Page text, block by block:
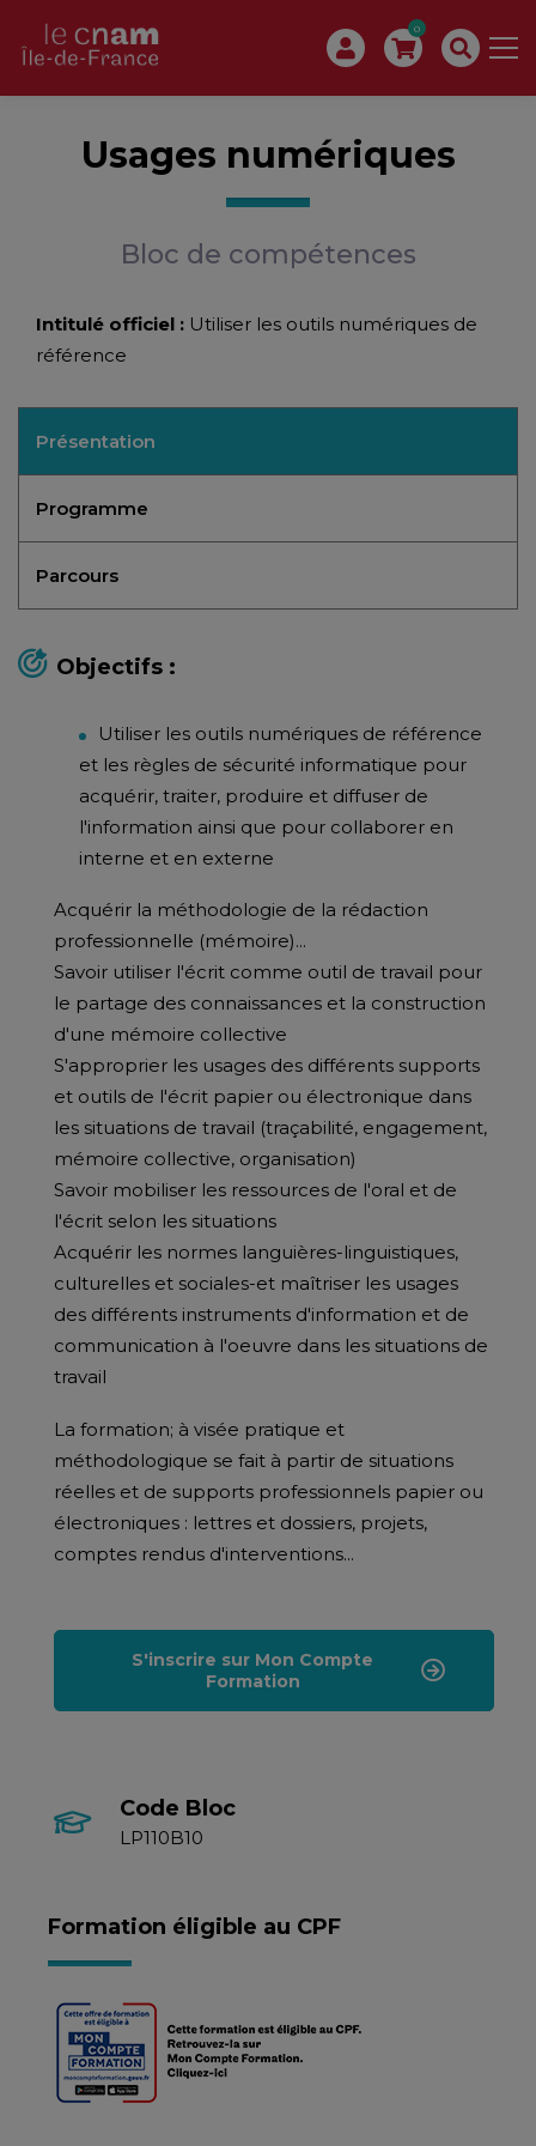
0
Usages numériques
Bloc de compétences
Intitulé officiel : Utiliser les outils numériques de
référence
Présentation
Programme
Parcours
Objectifs :
Utiliser les outils numériques de référence
et les règles de sécurité informatique pour
acquérir, traiter, produire et diffuser de
l'information ainsi que pour collaborer en
interne et en externe
Acquérir la méthodologie de la rédaction
professionnelle (mémoire)...
Savoir utiliser l'écrit comme outil de travail pour
le partage des connaissances et la construction
d'une mémoire collective
S'approprier les usages des différents supports
et outils de l'écrit papier ou électronique dans
les situations de travail (traçabilité, engagement,
mémoire collective, organisation)
Savoir mobiliser les ressources de l'oral et de
l'écrit selon les situations
Acquérir les normes languières-linguistiques,
culturelles et sociales-et maîtriser les usages
des différents instruments d'information et de
communication à l'oeuvre dans les situations de
travail
La formation; à visée pratique et
méthodologique se fait à partir de situations
réelles et de supports professionnels papier ou
électroniques : lettres et dossiers, projets,
comptes rendus d'interventions...
S'inscrire sur Mon Compte
Formation
Code Bloc
LP110B10
Formation éligible au CPF